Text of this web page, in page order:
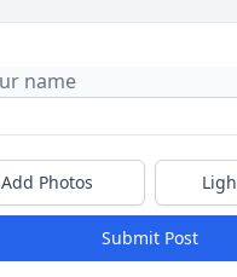
Add Photos
Submit Post